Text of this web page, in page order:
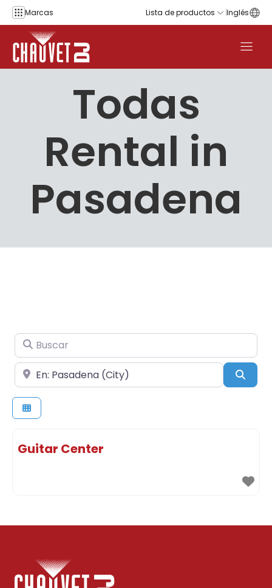
Saltar al contenido
Marcas Lista de productos Inglés
Todas
Rental in
Pasadena
Buscar
Cerca de
Guitar Center